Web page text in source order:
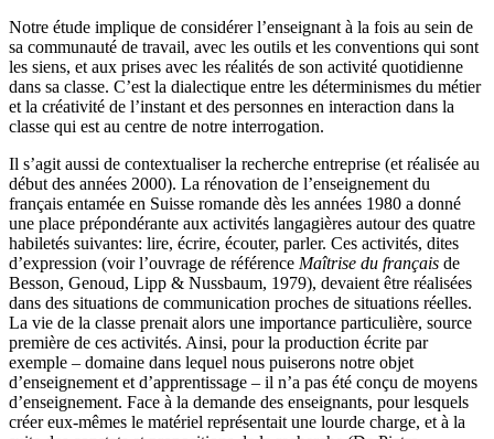
Notre étude implique de considérer l’enseignant à la fois au sein de
sa communauté de travail, avec les outils et les conventions qui sont
les siens, et aux prises avec les réalités de son activité quotidienne
dans sa classe. C’est la dialectique entre les déterminismes du métier
et la créativité de l’instant et des personnes en interaction dans la
classe qui est au centre de notre interrogation.
Il s’agit aussi de contextualiser la recherche entreprise (et réalisée au
début des années 2000). La rénovation de l’enseignement du
français entamée en Suisse romande dès les années 1980 a donné
une place prépondérante aux activités langagières autour des quatre
habiletés suivantes: lire, écrire, écouter, parler. Ces activités, dites
d’expression (voir l’ouvrage de référence Maîtrise du français de
Besson, Genoud, Lipp & Nussbaum, 1979), devaient être réalisées
dans des situations de communication proches de situations réelles.
La vie de la classe prenait alors une importance particulière, source
première de ces activités. Ainsi, pour la production écrite par
exemple – domaine dans lequel nous puiserons notre objet
d’enseignement et d’apprentissage – il n’a pas été conçu de moyens
d’enseignement. Face à la demande des enseignants, pour lesquels
créer eux-mêmes le matériel représentait une lourde charge, et à la